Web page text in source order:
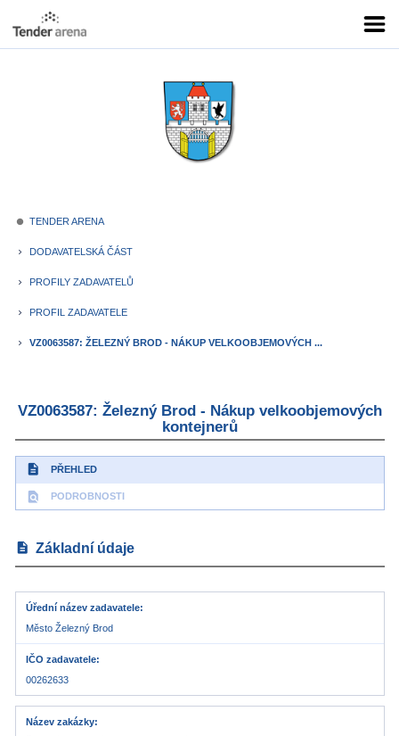
fiber_manual_record TENDER ARENA
keyboard_arrow_right DODAVATELSKÁ ČÁST
keyboard_arrow_right PROFILY ZADAVATELŮ
keyboard_arrow_right PROFIL ZADAVATELE
keyboard_arrow_right VZ0063587: ŽELEZNÝ BROD - NÁKUP VELKOOBJEMOVÝCH ...
VZ0063587: Železný Brod - Nákup velkoobjemových
kontejnerů
description PŘEHLED
find_in_page PODROBNOSTI
description Základní údaje
Úřední název zadavatele
Město Železný Brod
IČO zadavatele
00262633
Název zakázky